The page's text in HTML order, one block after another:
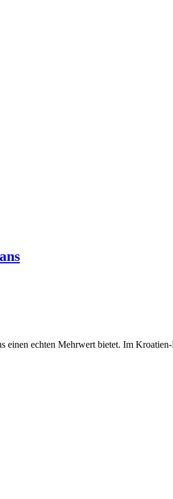
echten Mehrwert bietet. Im